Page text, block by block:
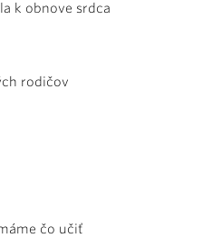
k obnove srdca
rodičov
čo učiť